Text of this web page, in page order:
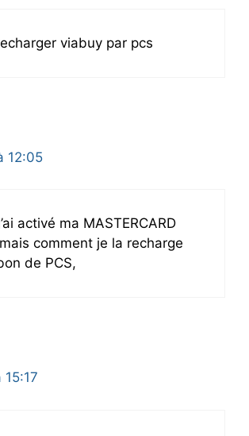
viabuy par pcs
12:05
activé ma MASTERCARD
comment je la recharge
de PCS,